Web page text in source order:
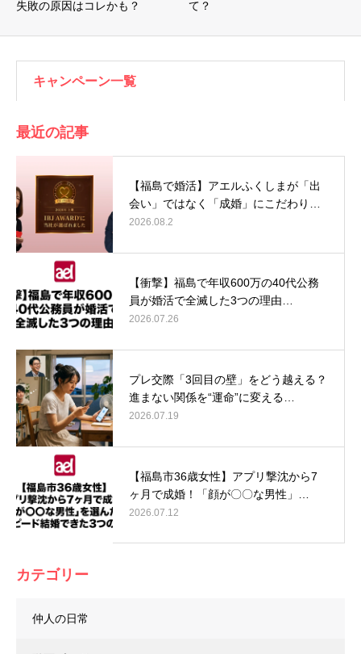
失敗の原因はコレかも？ て？
キャンペーン一覧
最近の記事
【福島で婚活】アエルふくしまが「出
会い」ではなく「成婚」にこだわり…
2026.08.2
【衝撃】福島で年収600万の40代公務
員が婚活で全滅した3つの理由…
2026.07.26
プレ交際「3回目の壁」をどう越える？
進まない関係を“運命”に変える…
2026.07.19
【福島市36歳女性】アプリ撃沈から7
ヶ月で成婚！「顔が〇〇な男性」…
2026.07.12
カテゴリー
仲人の日常